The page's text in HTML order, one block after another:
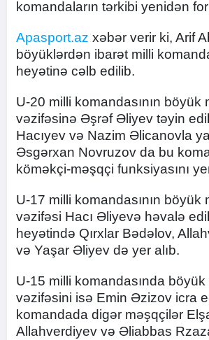
komandaların tərkibi yenidən
Apasport.az xəbər verir ki, Arif
böyüklərdən ibarət milli
heyətinə cəlb edilib.
U-20 milli komandasının böyük
vəzifəsinə Əşrəf Əliyev təyin
Hacıyev və Nazim Əlicanovla
Əsgərxan Novruzov da bu
köməkçi-məşqçi funksiyasını
U-17 milli komandasının böyük
vəzifəsi Hacı Əliyevə həvalə
heyətində Qırxlar Bədəlov,
və Yaşar Əliyev də yer alıb.
U-15 milli komandasında
vəzifəsini isə Emin Əzizov icra
komandada digər məşqçilər
Allahverdiyev və Əliabbas